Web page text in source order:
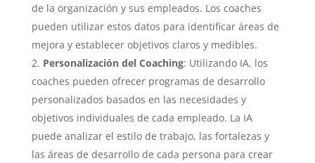
de la organización y sus empleados. Los coaches
pueden utilizar estos datos para identificar áreas de
mejora y establecer objetivos claros y medibles.
Personalización del Coaching: Utilizando IA, los
coaches pueden ofrecer programas de desarrollo
personalizados basados en las necesidades y
objetivos individuales de cada empleado. La IA
puede analizar el estilo de trabajo, las fortalezas y
las áreas de desarrollo de cada persona para crear